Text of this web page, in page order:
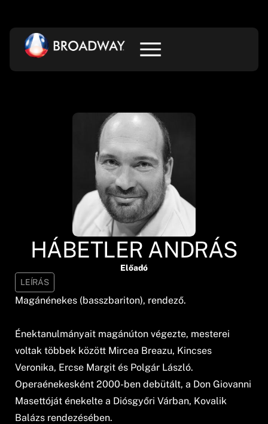
HÁBETLER ANDRÁS
Előadó
LEÍRÁS
Magánénekes (basszbariton), rendező.
Énektanulmányait magánúton végezte, mesterei
voltak többek között Mircea Breazu, Kincses
Veronika, Ercse Margit és Polgár László.
Operaénekesként 2000-ben debütált, a Don Giovanni
Masettóját énekelte a Diósgyőri Várban, Kovalik
Balázs rendezésében.